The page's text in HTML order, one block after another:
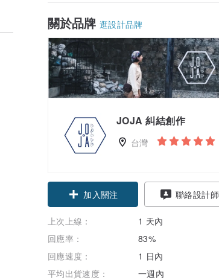
關於品牌 逛設計品牌
JOJA 糾結創作
台灣
加入關注 聯絡設計師
上次上線：
1 天內
回應率：
83%
回應速度：
1 日內
平均出貨速度：
一週內